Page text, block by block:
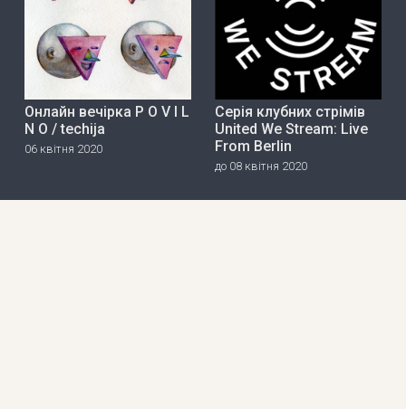
Онлайн вечірка P O V I L
N O / techija
06 квітня 2020
Серія клубних стрімів
United We Stream: Live
From Berlin
до 08 квітня 2020